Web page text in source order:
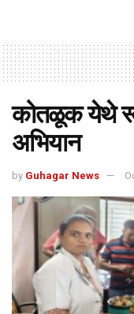
कोतळूक येथे
अभियान
by Guhagar News